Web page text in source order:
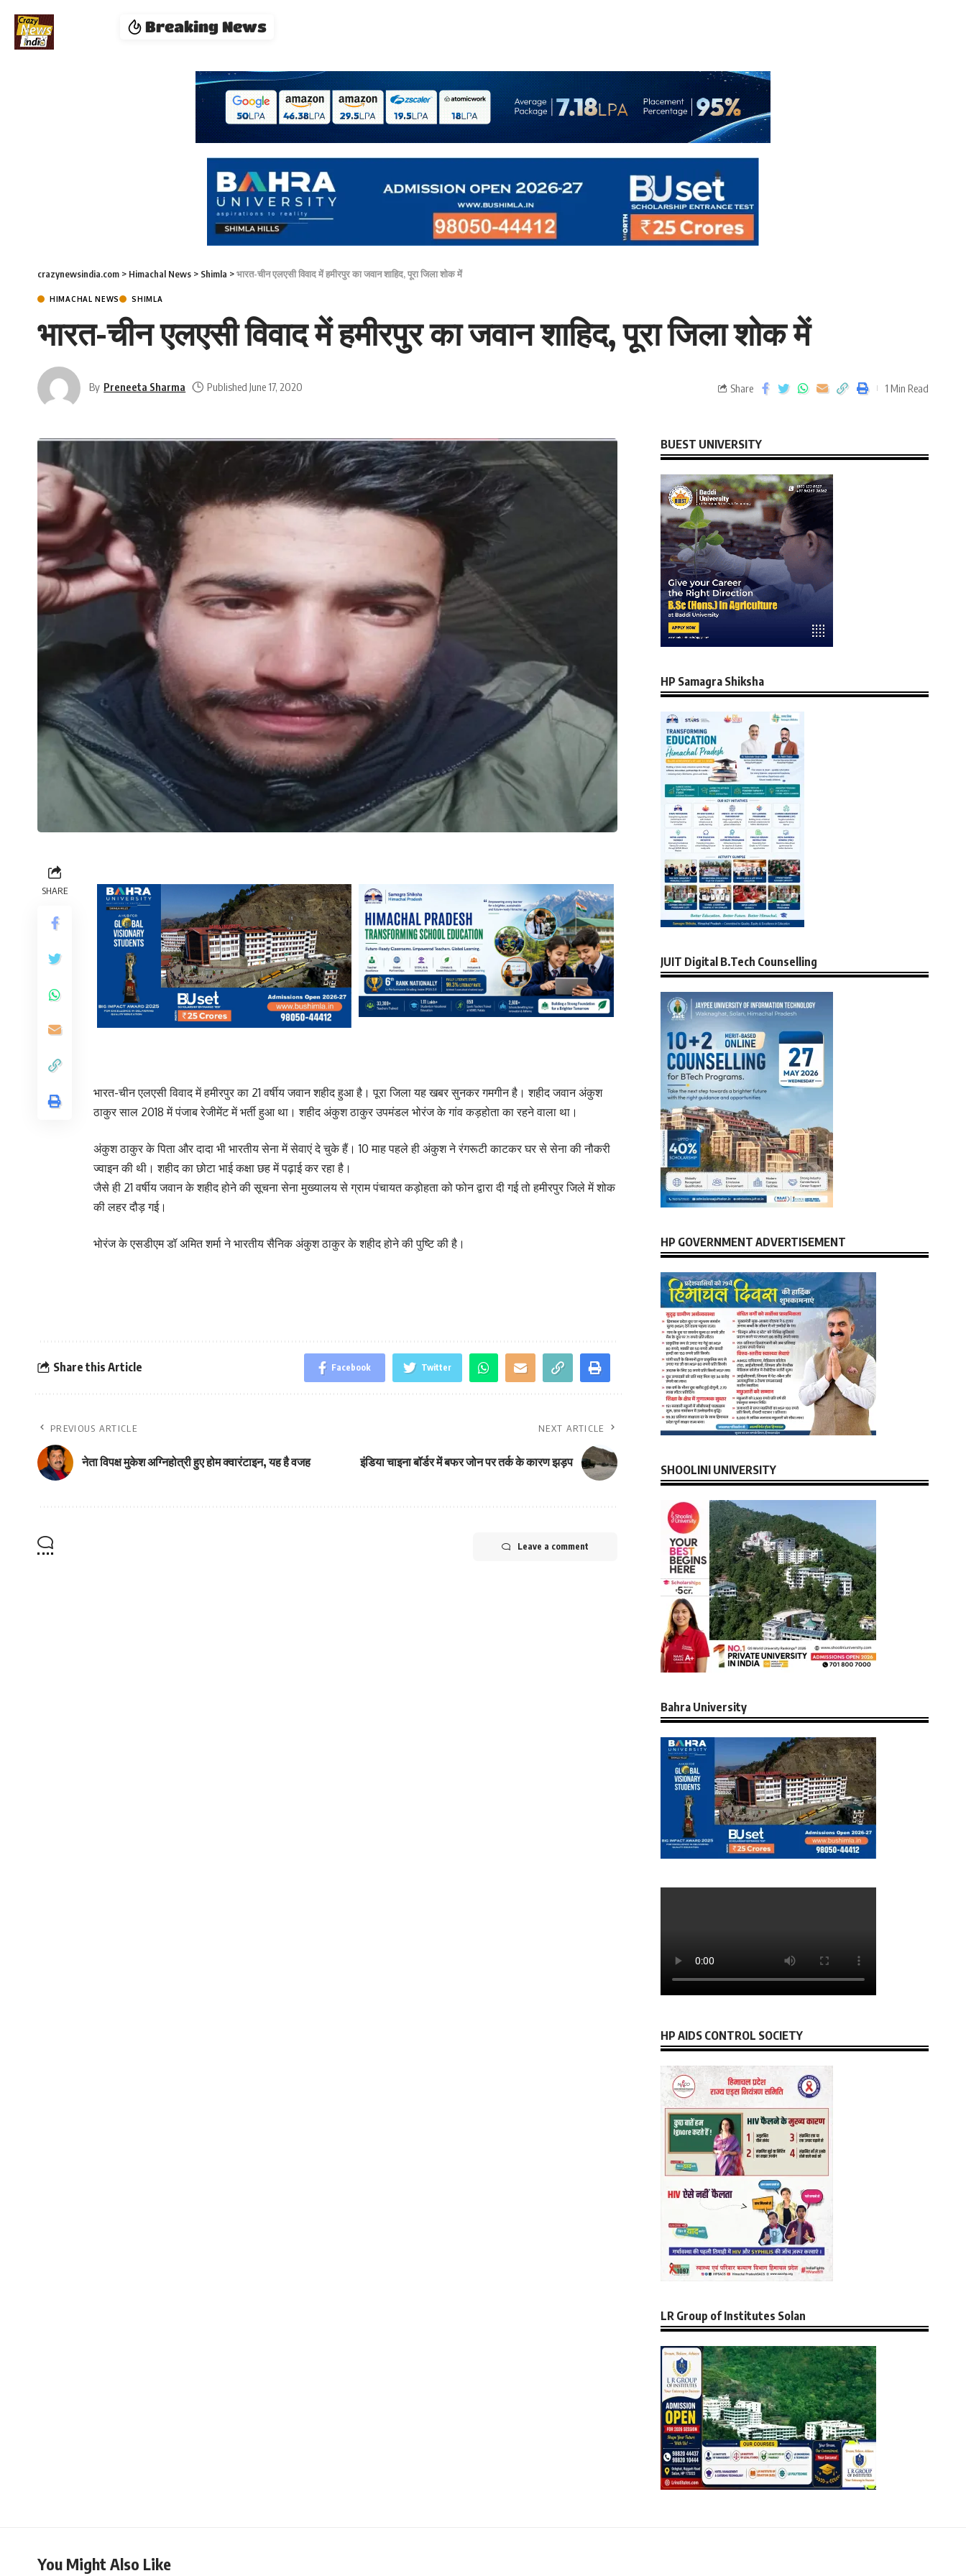
Breaking News
crazynewsindia.com > Himachal News > Shimla >भारत-चीन एलएसी विवाद में हमीरपुर का जवान शाहिद, पूरा जिला शोक में
HIMACHAL NEWS SHIMLA
भारत-चीन एलएसी विवाद में हमीरपुर का जवान शाहिद, पूरा जिला शोक में
By Preneeta Sharma Published June 17, 2020 Share 1 Min Read
SHARE
भारत-चीन एलएसी विवाद में हमीरपुर का 21 वर्षीय जवान शहीद हुआ है। पूरा जिला यह खबर सुनकर गमगीन है। शहीद जवान अंकुश
ठाकुर साल 2018 में पंजाब रेजीमेंट में भर्ती हुआ था। शहीद अंकुश ठाकुर उपमंडल भोरंज के गांव कड़होता का रहने वाला था।
अंकुश ठाकुर के पिता और दादा भी भारतीय सेना में सेवाएं दे चुके हैं। 10 माह पहले ही अंकुश ने रंगरूटी काटकर घर से सेना की नौकरी
ज्वाइन की थी। शहीद का छोटा भाई कक्षा छह में पढ़ाई कर रहा है।
जैसे ही 21 वर्षीय जवान के शहीद होने की सूचना सेना मुख्यालय से ग्राम पंचायत कड़ोहता को फोन द्वारा दी गई तो हमीरपुर जिले में शोक
की लहर दौड़ गई।
भोरंज के एसडीएम डॉ अमित शर्मा ने भारतीय सैनिक अंकुश ठाकुर के शहीद होने की पुष्टि की है।
Share this Article Facebook Twitter
PREVIOUS ARTICLE
नेता विपक्ष मुकेश अग्निहोत्री हुए होम क्वारंटाइन, यह है वजह
NEXT ARTICLE
इंडिया चाइना बॉर्डर में बफर जोन पर तर्क के कारण झड़प
Leave a comment
BUEST UNIVERSITY
HP Samagra Shiksha
JUIT Digital B.Tech Counselling
HP GOVERNMENT ADVERTISEMENT
SHOOLINI UNIVERSITY
Bahra University
HP AIDS CONTROL SOCIETY
LR Group of Institutes Solan
You Might Also Like